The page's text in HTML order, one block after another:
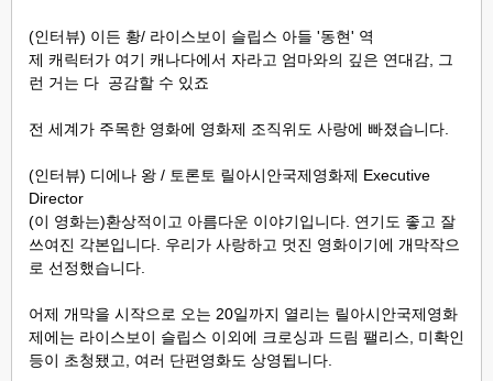
(인터뷰) 이든 황/ 라이스보이 슬립스 아들 '동현' 역
제 캐릭터가 여기 캐나다에서 자라고 엄마와의 깊은 연대감, 그
런 거는 다 공감할 수 있죠
전 세계가 주목한 영화에 영화제 조직위도 사랑에 빠졌습니다.
(인터뷰) 디에나 왕 / 토론토 릴아시안국제영화제 Executive
Director
(이 영화는)환상적이고 아름다운 이야기입니다. 연기도 좋고 잘
쓰여진 각본입니다. 우리가 사랑하고 멋진 영화이기에 개막작으
로 선정했습니다.
어제 개막을 시작으로 오는 20일까지 열리는 릴아시안국제영화
제에는 라이스보이 슬립스 이외에 크로싱과 드림 팰리스, 미확인
등이 초청됐고, 여러 단편영화도 상영됩니다.